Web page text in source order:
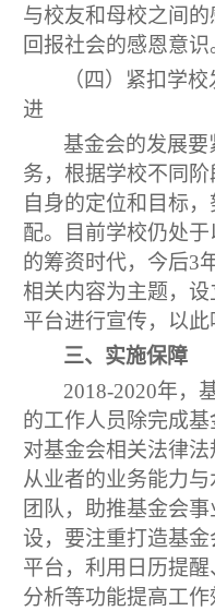
与校友和母校之间
回报社会的感恩意识
（四）紧扣学
进
基金会的发展
务，根据学校不同
自身的定位和目标
配。目前学校仍处
的筹资时代，今后3
相关内容为主题，
平台进行宣传，以此
三、实施保障
2018-2020年，
的工作人员除完成
对基金会相关法律
从业者的业务能力
团队，助推基金会
设，要注重打造基
平台，利用日历提
分析等功能提高工